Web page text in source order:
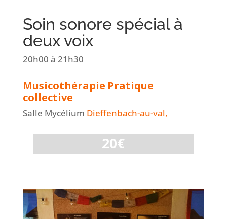
Soin sonore spécial à
deux voix
20h00 à 21h30
Musicothérapie Pratique
collective
Salle Mycélium Dieffenbach-au-val,
20€